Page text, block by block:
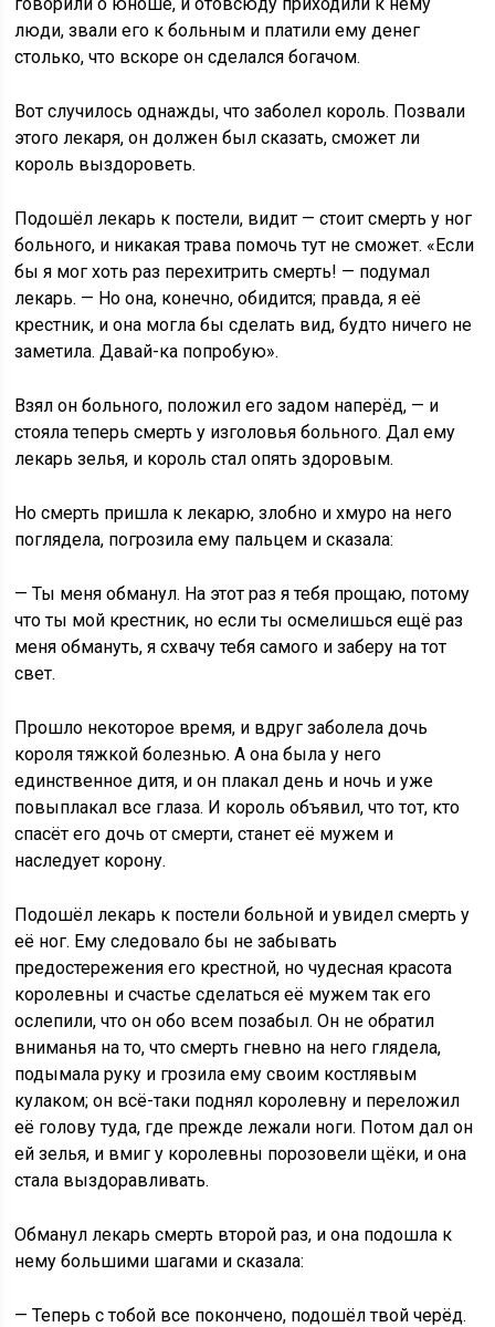
люди, звали его к больным и платили ему денег
столько, что вскоре он сделался богачом.
Вот случилось однажды, что заболел король. Позвали
этого лекаря, он должен был сказать, сможет ли
король выздороветь.
Подошёл лекарь к постели, видит — стоит смерть у ног
больного, и никакая трава помочь тут не сможет. «Если
бы я мог хоть раз перехитрить смерть! — подумал
лекарь. — Но она, конечно, обидится; правда, я её
крестник, и она могла бы сделать вид, будто ничего не
заметила. Давай-ка попробую».
Взял он больного, положил его задом наперёд, — и
стояла теперь смерть у изголовья больного. Дал ему
лекарь зелья, и король стал опять здоровым.
Но смерть пришла к лекарю, злобно и хмуро на него
поглядела, погрозила ему пальцем и сказала:
— Ты меня обманул. На этот раз я тебя прощаю, потому
что ты мой крестник, но если ты осмелишься ещё раз
меня обмануть, я схвачу тебя самого и заберу на тот
свет.
Прошло некоторое время, и вдруг заболела дочь
короля тяжкой болезнью. А она была у него
единственное дитя, и он плакал день и ночь и уже
повыплакал все глаза. И король объявил, что тот, кто
спасёт его дочь от смерти, станет её мужем и
наследует корону.
Подошёл лекарь к постели больной и увидел смерть у
её ног. Ему следовало бы не забывать
предостережения его крестной, но чудесная красота
королевны и счастье сделаться её мужем так его
ослепили, что он обо всем позабыл. Он не обратил
вниманья на то, что смерть гневно на него глядела,
подымала руку и грозила ему своим костлявым
кулаком; он всё-таки поднял королевну и переложил
её голову туда, где прежде лежали ноги. Потом дал он
ей зелья, и вмиг у королевны порозовели щёки, и она
стала выздоравливать.
Обманул лекарь смерть второй раз, и она подошла к
нему большими шагами и сказала:
— Теперь с тобой все покончено, подошёл твой черёд.